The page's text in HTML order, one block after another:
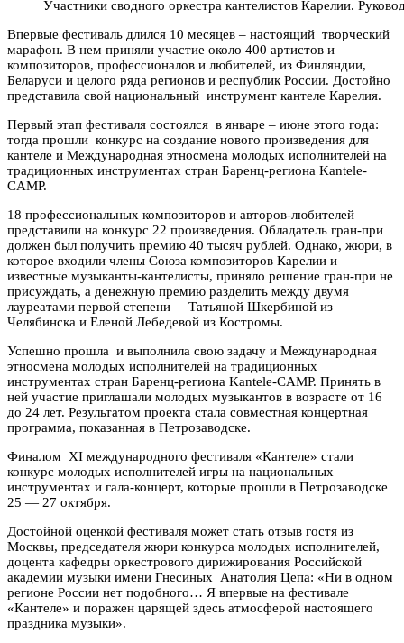
Участники сводного оркестра кантелистов Карелии.
Впервые фестиваль длился 10 месяцев – настоящий творческий
марафон. В нем приняли участие около 400 артистов и
композиторов, профессионалов и любителей, из Финляндии,
Беларуси и целого ряда регионов и республик России. Достойно
представила свой национальный инструмент кантеле Карелия.
Первый этап фестиваля состоялся в январе – июне этого года:
тогда прошли конкурс на создание нового произведения для
кантеле и Международная этносмена молодых исполнителей на
традиционных инструментах стран Баренц-региона Kantele-
CAMP.
18 профессиональных композиторов и авторов-любителей
представили на конкурс 22 произведения. Обладатель гран-при
должен был получить премию 40 тысяч рублей. Однако, жюри, в
которое входили члены Союза композиторов Карелии и
известные музыканты-кантелисты, приняло решение гран-при не
присуждать, а денежную премию разделить между двумя
лауреатами первой степени – Татьяной Шкербиной из
Челябинска и Еленой Лебедевой из Костромы.
Успешно прошла и выполнила свою задачу и Международная
этносмена молодых исполнителей на традиционных
инструментах стран Баренц-региона Kantele-CAMP. Принять в
ней участие приглашали молодых музыкантов в возрасте от 16
до 24 лет. Результатом проекта стала совместная концертная
программа, показанная в Петрозаводске.
Финалом XI международного фестиваля «Кантеле» стали
конкурс молодых исполнителей игры на национальных
инструментах и гала-концерт, которые прошли в Петрозаводске
25 — 27 октября.
Достойной оценкой фестиваля может стать отзыв гостя из
Москвы, председателя жюри конкурса молодых исполнителей,
доцента кафедры оркестрового дирижирования Российской
академии музыки имени Гнесиных Анатолия Цепа: «Ни в одном
регионе России нет подобного… Я впервые на фестивале
«Кантеле» и поражен царящей здесь атмосферой настоящего
праздника музыки».